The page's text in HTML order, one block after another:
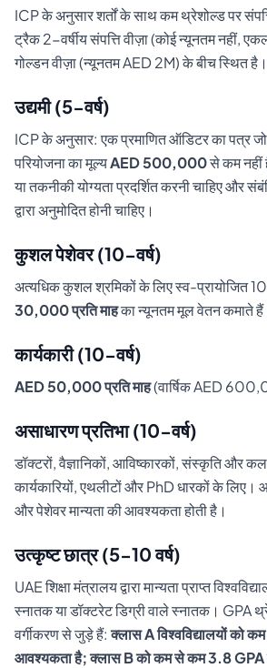
ICP के अनुसार शर्तों के साथ कम थ्रेशोल्ड पर
ट्रैक 2-वर्षीय संपत्ति वीज़ा (कोई न्यूनतम नहीं,
गोल्डन वीज़ा (न्यूनतम AED 2M) के बीच स्थित है।
उद्यमी (5-वर्ष)
ICP के अनुसार: एक प्रमाणित ऑडिटर का पत्र जो
परियोजना का मूल्यAED 500,000से कम नहीं
या तकनीकी योग्यता प्रदर्शित करनी चाहिए और
द्वारा अनुमोदित होनी चाहिए।
कुशल पेशेवर (10-वर्ष)
अत्यधिक कुशल श्रमिकों के लिए स्व-प्रायोजित
30,000 प्रति माहका न्यूनतम मूल वेतन कमाते
कार्यकारी (10-वर्ष)
AED 50,000 प्रति माह(वार्षिक AED
असाधारण प्रतिभा (10-वर्ष)
डॉक्टरों, वैज्ञानिकों, आविष्कारकों, संस्कृति और
कार्यकारियों, एथलीटों और PhD धारकों के लिए।
और पेशेवर मान्यता की आवश्यकता होती है।
उत्कृष्ट छात्र (5-10 वर्ष)
UAE शिक्षा मंत्रालय द्वारा मान्यता प्राप्त
स्नातक या डॉक्टरेट डिग्री वाले स्नातक। GPA
वर्गीकरण से जुड़े हैं:क्लास A विश्वविद्यालयों को
आवश्यकता है; क्लास B को कम से कम 3.8 GPA